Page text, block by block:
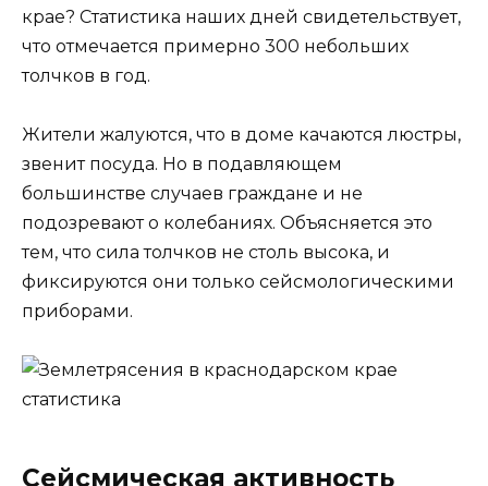
крае? Статистика наших дней свидетельствует,
что отмечается примерно 300 небольших
толчков в год.
Жители жалуются, что в доме качаются люстры,
звенит посуда. Но в подавляющем
большинстве случаев граждане и не
подозревают о колебаниях. Объясняется это
тем, что сила толчков не столь высока, и
фиксируются они только сейсмологическими
приборами.
Сейсмическая активность